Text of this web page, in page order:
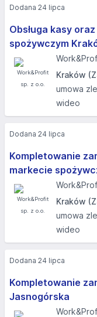
Obsługa kasy
spożywczym
Kraków
umowa
wideo
Dodana 24 lipca
Kompletowanie
markecie
Kraków
umowa
wideo
Dodana 24 lipca
Kompletowanie
Jasnogórska​
Dodana 24 lipca